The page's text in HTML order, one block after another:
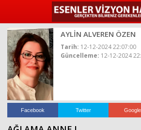
AYLİN ALVEREN ÖZEN
Tarih: 12-12-2024 22:07:00
Güncelleme: 12-12-2024
Facebook Twitter